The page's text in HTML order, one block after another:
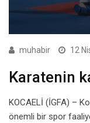
muhabir 12
Karatenin
KOCAELİ (İGFA) –
önemli bir spor